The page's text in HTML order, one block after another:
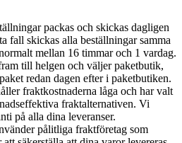
packas och skickas dagligen
fall skickas alla beställningar samma
mellan 16 timmar och 1 vardag.
till helgen och väljer paketbutik,
redan dagen efter i paketbutiken.
fraktkostnaderna låga och har valt
fraktalternativen. Vi
på alla dina leveranser.
pålitliga fraktföretag som